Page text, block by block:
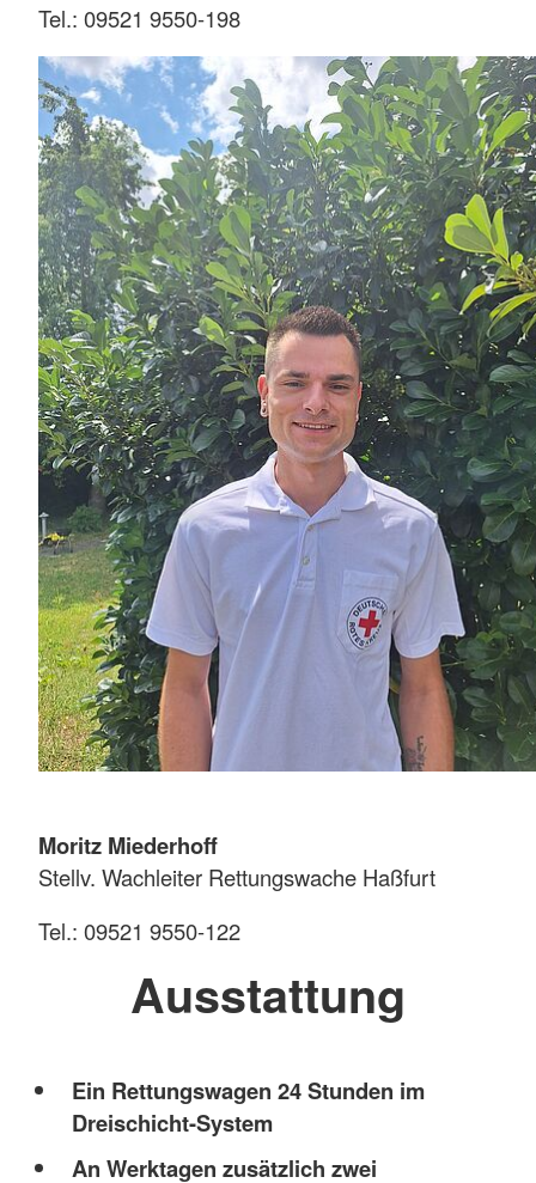
Tel.: 09521 9550-198
Moritz Miederhoff
Stellv. Wachleiter Rettungswache Haßfurt
Tel.: 09521 9550-122
Ausstattung
Ein Rettungswagen 24 Stunden im
Dreischicht-System
An Werktagen zusätzlich zwei